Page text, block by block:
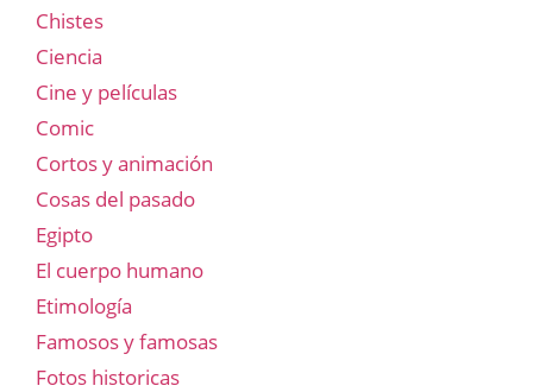
Chistes
Ciencia
Cine y películas
Comic
Cortos y animación
Cosas del pasado
Egipto
El cuerpo humano
Etimología
Famosos y famosas
Fotos historicas